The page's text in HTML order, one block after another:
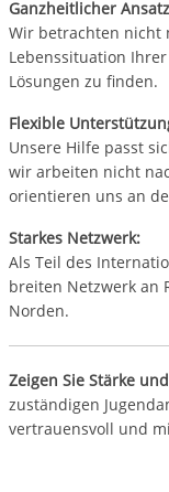
Ganzheitlicher
Wir betrachten nicht
Lebenssituation
Lösungen zu finden.
Flexible
Unsere Hilfe passt
wir arbeiten nicht
orientieren uns an
Starkes Netzwerk:
Als Teil des
breiten Netzwerk an
Norden.
Zeigen Sie Stärke
zuständigen
vertrauensvoll und